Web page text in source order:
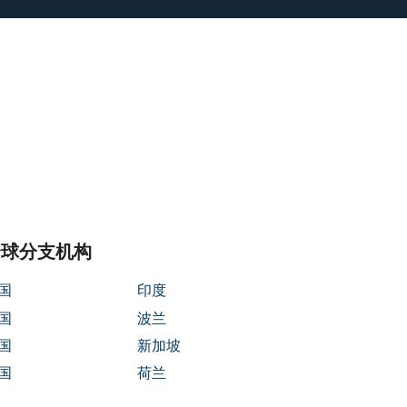
分支机构
印度
波兰
新加坡
荷兰